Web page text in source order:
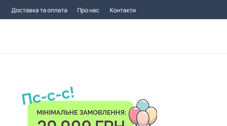
Доставка та оплата Про нас Контакти